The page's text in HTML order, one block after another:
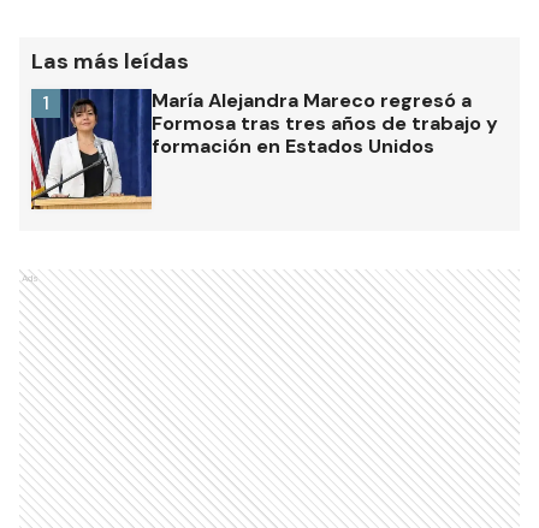
Las más leídas
María Alejandra Mareco regresó a
Formosa tras tres años de trabajo y
formación en Estados Unidos
1
Ads